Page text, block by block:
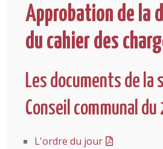
Approbation de la
du cahier des
Les documents de la
Conseil communal
L'ordre du jour